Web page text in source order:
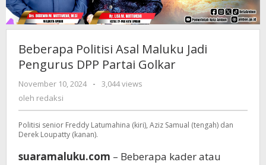
Beberapa Politisi Asal Maluku Jadi
Pengurus DPP Partai Golkar
November 10, 2024
oleh
-
3,044 views
oleh redaksi
Politisi senior Freddy Latumahina (kiri), Aziz Samual (tengah) dan
Derek Loupatty (kanan).
suaramaluku.com – Beberapa kader atau